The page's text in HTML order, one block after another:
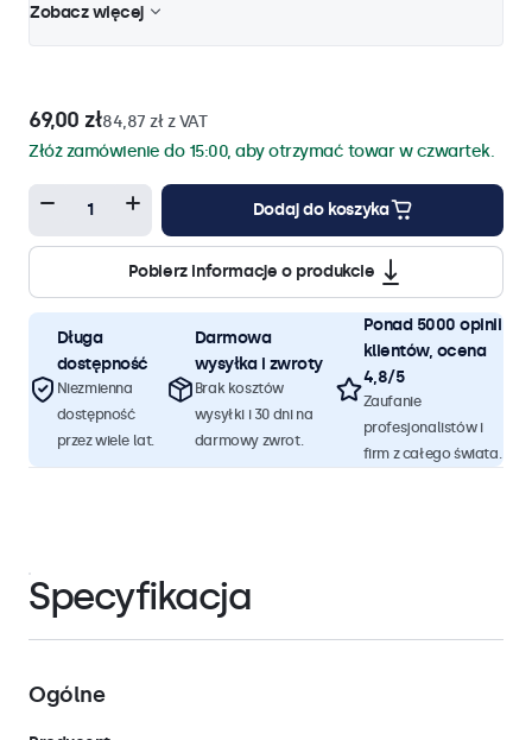
Zobacz więcej
69,00 zł84,87 zł z VAT
Złóż zamówienie do 15:00, aby otrzymać towar w czwartek.
Dodaj do koszyka
Pobierz informacje o produkcie
Długa
dostępność
Niezmienna
dostępność
przez wiele lat.
Darmowa
wysyłka i zwroty
Brak kosztów
wysyłki i 30 dni na
darmowy zwrot.
Ponad 5000 opinii
klientów, ocena
4,8/5
Zaufanie
profesjonalistów i
firm z całego świata.
Specyfikacja
Ogólne